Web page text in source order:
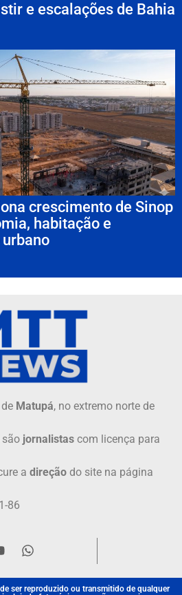
e escalações de Bahia
crescimento de Sinop
habitação e
Matupá, no extremo norte de
são jornalistas com licença para
a direção do site na página
86
ser reproduzido ou transmitido de qualquer